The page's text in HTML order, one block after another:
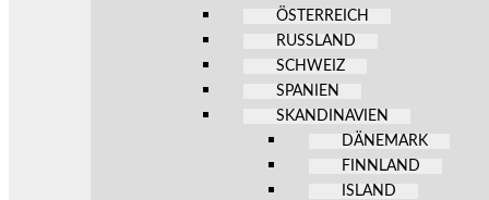
ÖSTERREICH
RUSSLAND
SCHWEIZ
SPANIEN
SKANDINAVIEN
DÄNEMARK
FINNLAND
ISLAND